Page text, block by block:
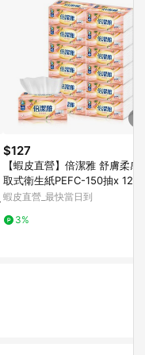
$127
【蝦皮直營】倍潔雅 舒膚柔感抽
取式衛生紙PEFC-150抽x 12包/
串 抽取衛生紙
蝦皮直營_最快當日到
3%